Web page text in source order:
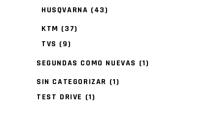
HUSQVARNA (43)
KTM (37)
TVS (9)
SEGUNDAS COMO NUEVAS (1)
SIN CATEGORIZAR (1)
TEST DRIVE (1)